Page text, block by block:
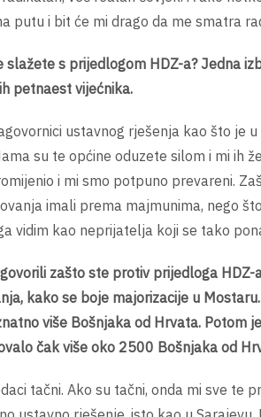
putu i bit će mi drago da me smatra
slažete s prijedlogom HDZ-a? Jedna
petnaest vijećnika.
ustavnog rješenja kao što je
su te općine oduzete silom i mi ih
i mi smo potpuno prevareni.
imali prema majmunima, nego
vidim kao neprijatelja koji se tako
zašto ste protiv prijedloga
kako se boje majorizacije u
više Bošnjaka od Hrvata. Potom
čak više oko 2500 Bošnjaka od
tačni. Ako su tačni, onda mi sve te